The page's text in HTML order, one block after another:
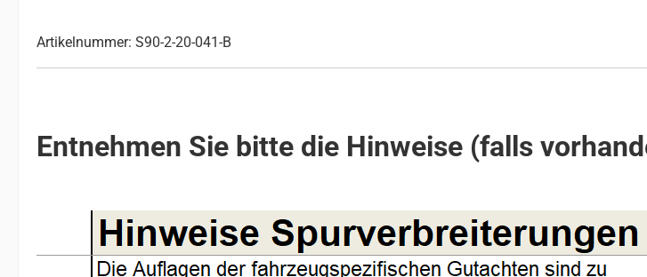
Artikelnummer: S90-2-20-041-B
Entnehmen Sie bitte die Hinweise (falls